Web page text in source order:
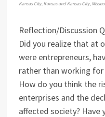
Kansas City, Kansas and Kansas City,
Reflection/Discussion
Did you realize that at
were entrepreneurs,
rather than working
How do you think the
enterprises and the
affected society? Have